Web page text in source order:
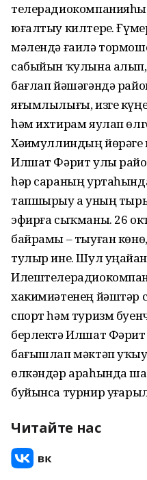
телерадиокомпанияһы
юғалтыу килтерҙе.
мәлендә ғаилә
сабыйын ҡулына алып,
бағлап йәшәгәндә
яғымлылығы, изге
һәм ихтирам яулап
Хәҙимуллиндың йөрәге
Илшат Фәрит улы
һәр сараның
тапшырыу ҙа уның
эфирға сыҡманы. 26
байрамы – тыуған
тулыр ине. Шул уңайҙан
хакимиәтенең йәштәр
спорт һәм туризм
берлектә Илшат
бағышлап мәктәп
өлкәндәр араһында
буйынса турнир
Читайте нас